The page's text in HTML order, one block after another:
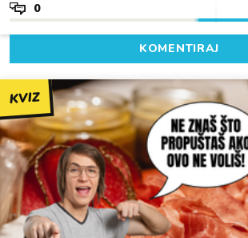
0
KOMENTIRAJ
KVIZ